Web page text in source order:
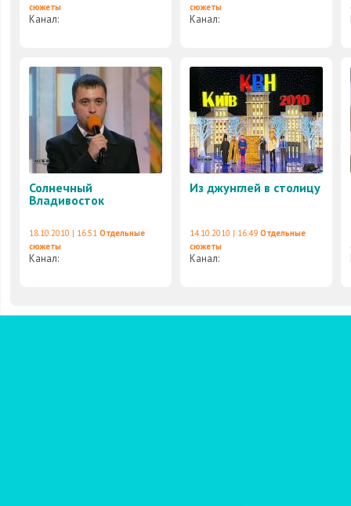
сюжеты
Канал:
сюжеты
Канал:
Солнечный
Владивосток
18.10.2010 | 16:51 Отдельные
сюжеты
Канал:
Из джунглей в столицу
14.10.2010 | 16:49 Отдельные
сюжеты
Канал: